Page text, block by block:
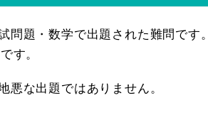
問題・数学で出題された難問です。
す。
悪な出題ではありません。